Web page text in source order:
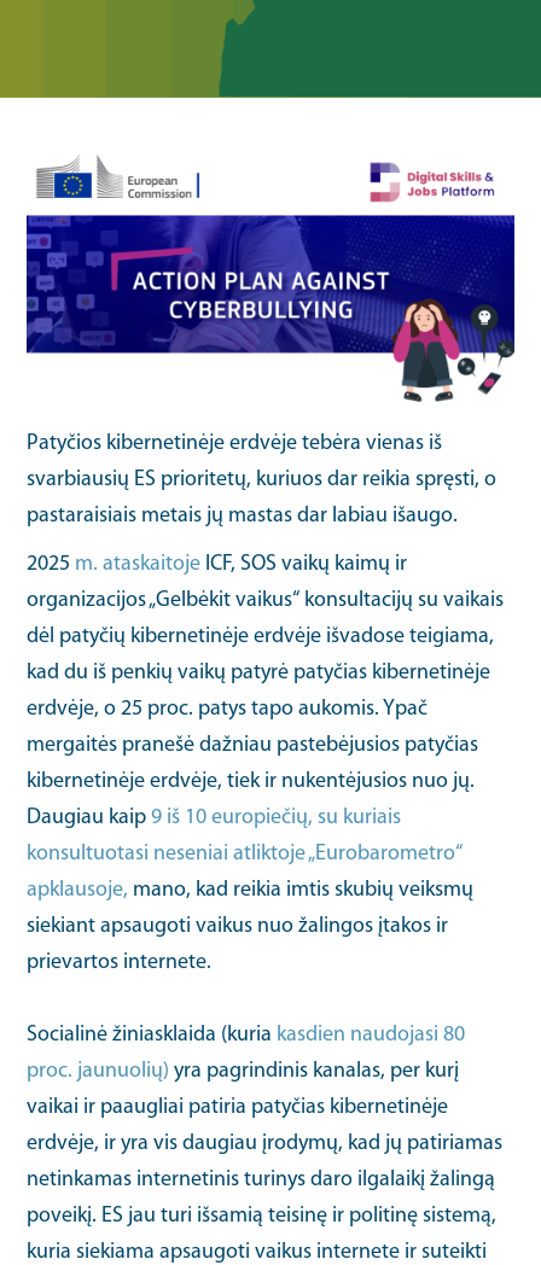
Patyčios kibernetinėje erdvėje tebėra vienas iš
svarbiausių ES prioritetų, kuriuos dar reikia spręsti, o
pastaraisiais metais jų mastas dar labiau išaugo.
2025 m. ataskaitoje ICF, SOS vaikų kaimų ir
organizacijos „Gelbėkit vaikus“ konsultacijų su vaikais
dėl patyčių kibernetinėje erdvėje išvadose teigiama,
kad du iš penkių vaikų patyrė patyčias kibernetinėje
erdvėje, o 25 proc. patys tapo aukomis. Ypač
mergaitės pranešė dažniau pastebėjusios patyčias
kibernetinėje erdvėje, tiek ir nukentėjusios nuo jų.
Daugiau kaip9 iš 10 europiečių, su kuriais
konsultuotasi neseniai atliktoje „Eurobarometro“
apklausoje, mano, kad reikia imtis skubių veiksmų
siekiant apsaugoti vaikus nuo žalingos įtakos ir
prievartos internete.
Socialinė žiniasklaida (kuria kasdien naudojasi 80
proc. jaunuolių) yra pagrindinis kanalas, per kurį
vaikai ir paaugliai patiria patyčias kibernetinėje
erdvėje, ir yra vis daugiau įrodymų, kad jų patiriamas
netinkamas internetinis turinys daro ilgalaikį žalingą
poveikį. ES jau turi išsamią teisinę ir politinę sistemą,
kuria siekiama apsaugoti vaikus internete ir suteikti